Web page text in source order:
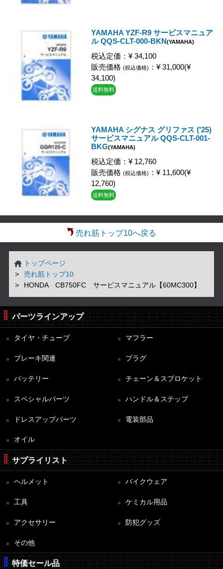
YAMAHA YZF-R9 サービスマニュア
ル QQS-CLT-000-BKN (YAMAHA)
税込定価：¥ 34,100
販売価格 (税込価格) ：¥ 31,000(¥
34,100)
送料無料
YAMAHA シグナス グリファス ('25)
サービスマニュアル QQS-CLT-001-
BKG(YAMAHA)
税込定価：¥ 12,760
販売価格 (税込価格) ：¥ 11,600(¥
12,760)
送料無料
売れ筋トップ10へ戻る
トップページ
売れ筋トップ10
HONDA CB750FC サービスマニュアル【60MC300】
パーツラインアップ
タイヤ・チューブ マフラー
ブレーキ関連 プラグ
バッテリー チェーン＆スプロケット
スペシャルパーツ ハンドル＆ステップ
ドレスアップパーツ 電装部品
オイル
サプライリスト
ヘルメット バイクウェア
工具 ケミカル用品
アクセサリー 防犯グッズ
その他
特価セール品